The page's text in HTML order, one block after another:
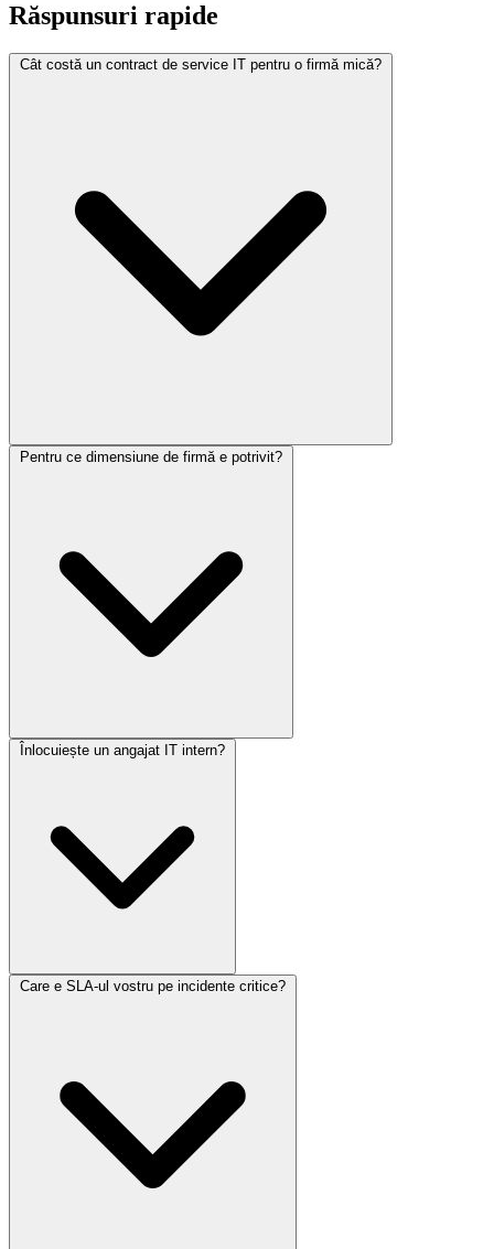
Răspunsuri rapide
Cât costă un contract de service IT pentru o firmă mică?
Pentru ce dimensiune de firmă e potrivit?
Înlocuiește un angajat IT intern?
Care e SLA-ul vostru pe incidente critice?